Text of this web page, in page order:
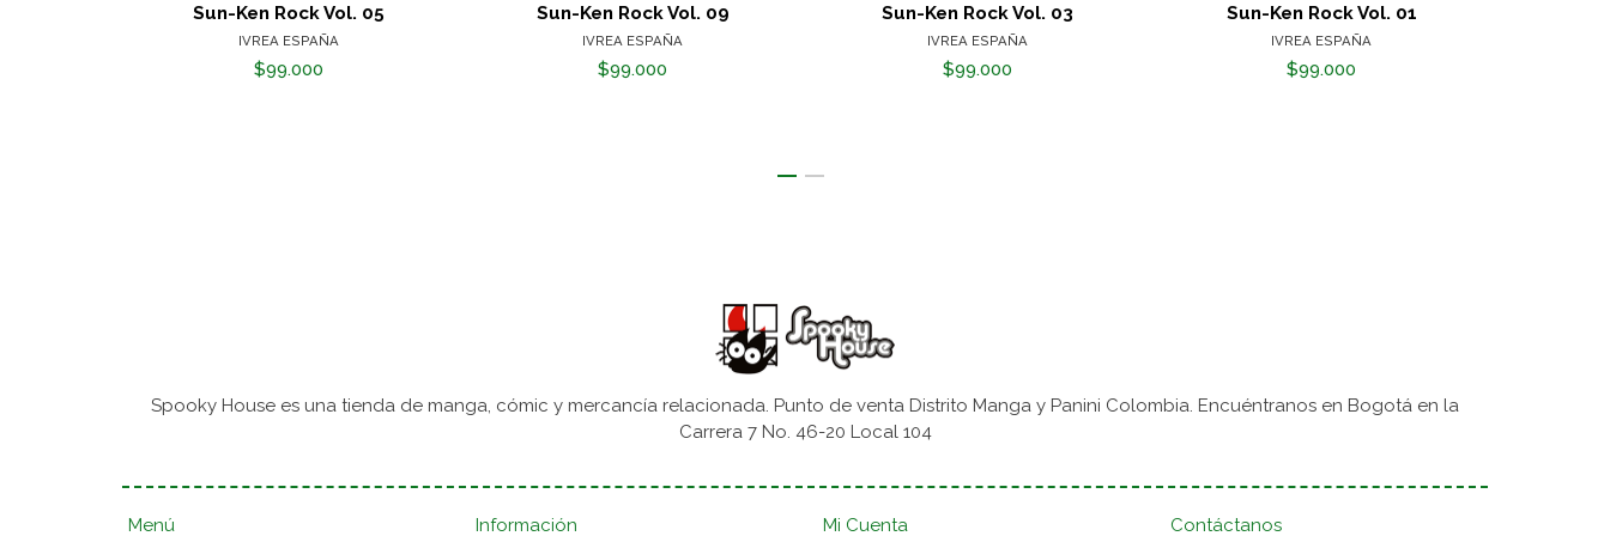
Sun-Ken Rock Vol. 05
IVREA ESPAÑA
$99.000
Sun-Ken Rock Vol. 09
IVREA ESPAÑA
$99.000
Sun-Ken Rock Vol. 03
IVREA ESPAÑA
$99.000
Sun-Ken Rock Vol. 01
IVREA ESPAÑA
$99.000
Spooky House es una tienda de manga, cómic y mercancía relacionada. Punto de venta Distrito Manga y Panini Colombia. Encuéntranos en Bogotá en la
Carrera 7 No. 46-20 Local 104
Menú Información Mi Cuenta Contáctanos